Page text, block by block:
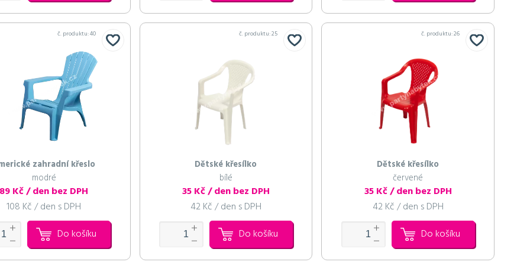
č. produktu:40
zahradní křeslo
modré
89 Kč / den bez DPH
108 Kč / den s DPH
Do košíku
č. produktu:25
Dětské křesílko
bílé
35 Kč / den bez DPH
42 Kč / den s DPH
Do košíku
č. produktu:26
Dětské křesílko
červené
35 Kč / den bez DPH
42 Kč / den s DPH
Do košíku